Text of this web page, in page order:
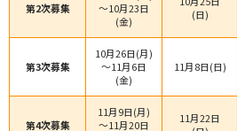
第2次募集
～10月23日
(金)
(日)
第3次募集
10月26日(月)
～11月6日
(金)
11月8日(日)
第4次募集
11月9日(月)
～11月20日
11月22日